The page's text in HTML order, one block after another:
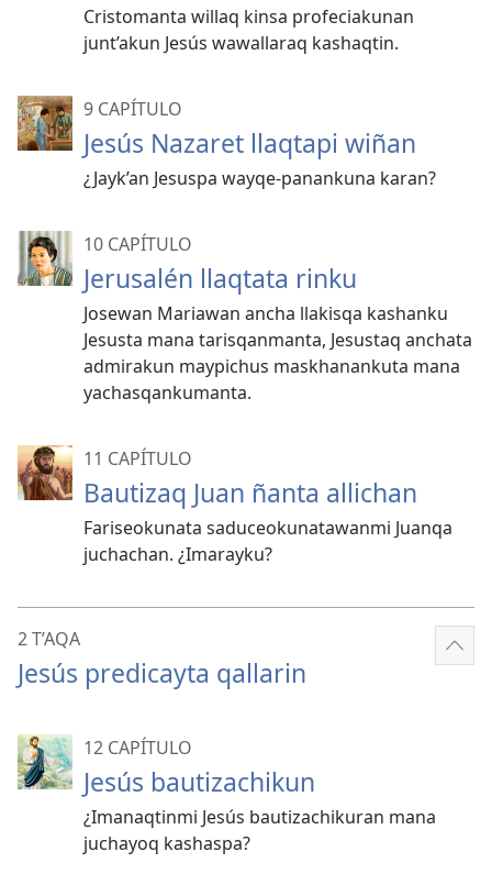
Cristomanta willaq kinsa profeciakunan
junt’akun Jesús wawallaraq kashaqtin.
9 CAPÍTULO
Jesús Nazaret llaqtapi wiñan
¿Jayk’an Jesuspa wayqe-panankuna karan?
10 CAPÍTULO
Jerusalén llaqtata rinku
Josewan Mariawan ancha llakisqa kashanku
Jesusta mana tarisqanmanta, Jesustaq anchata
admirakun maypichus maskhanankuta mana
yachasqankumanta.
11 CAPÍTULO
Bautizaq Juan ñanta allichan
Fariseokunata saduceokunatawanmi Juanqa
juchachan. ¿Imarayku?
2 T’AQA
Jesús predicayta qallarin
12 CAPÍTULO
Jesús bautizachikun
¿Imanaqtinmi Jesús bautizachikuran mana
juchayoq kashaspa?